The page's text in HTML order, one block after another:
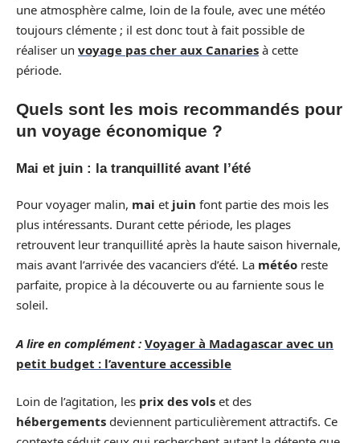
une atmosphère calme, loin de la foule, avec une météo
toujours clémente ; il est donc tout à fait possible de
réaliser un voyage pas cher aux Canaries à cette
période.
Quels sont les mois recommandés pour
un voyage économique ?
Mai et juin : la tranquillité avant l’été
Pour voyager malin, mai et juin font partie des mois les
plus intéressants. Durant cette période, les plages
retrouvent leur tranquillité après la haute saison hivernale,
mais avant l’arrivée des vacanciers d’été. La météo reste
parfaite, propice à la découverte ou au farniente sous le
soleil.
A lire en complément : Voyager à Madagascar avec un
petit budget : l’aventure accessible
Loin de l’agitation, les prix des vols et des
hébergements deviennent particulièrement attractifs. Ce